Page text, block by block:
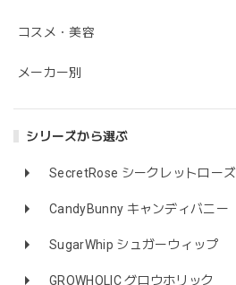
コスメ・美容
メーカー別
シリーズから選ぶ
SecretRose シークレットローズ
CandyBunny キャンディバニー
SugarWhip シュガーウィップ
GROWHOLIC グロウホリック